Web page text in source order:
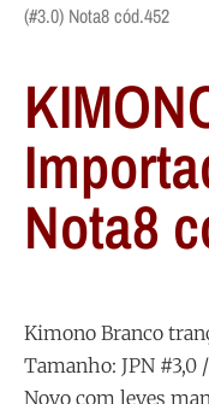
(#3.0) Nota8 cód.452
Nota8
Kimono Branco
Tamanho: JPN #3,0 /
Novo com leves